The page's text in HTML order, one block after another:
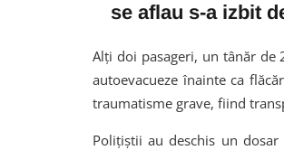
se aflau s-a izbit
Alți doi pasageri, un tânăr de
autoevacueze înainte ca
traumatisme grave, fiind
Polițiștii au deschis un